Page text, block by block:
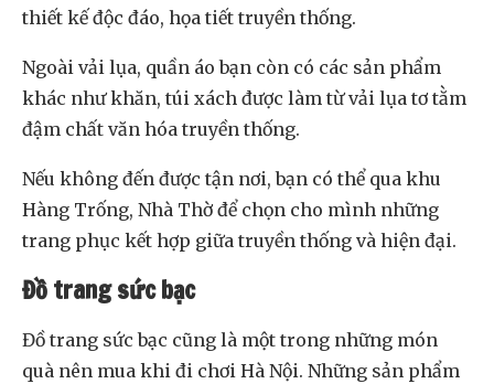
thiết kế độc đáo, họa tiết truyền thống.
Ngoài vải lụa, quần áo bạn còn có các sản phẩm
khác như khăn, túi xách được làm từ vải lụa tơ tằm
đậm chất văn hóa truyền thống.
Nếu không đến được tận nơi, bạn có thể qua khu
Hàng Trống, Nhà Thờ để chọn cho mình những
trang phục kết hợp giữa truyền thống và hiện đại.
Đồ trang sức bạc
Đồ trang sức bạc cũng là một trong những món
quà nên mua khi đi chơi Hà Nội. Những sản phẩm